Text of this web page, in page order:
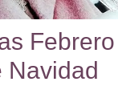
Navidad